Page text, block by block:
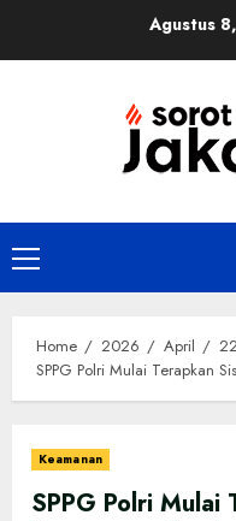
Agustus
Primary
Menu
Home 2026 April
22
SPPG Polri Mulai Terapkan
Keamanan
SPPG Polri Mulai